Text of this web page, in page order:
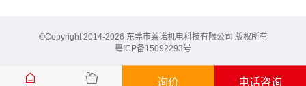
©Copyright 2014-2026 东莞市莱诺机电科技有限公司 版权所有
粤ICP备15092293号
询价 电话咨询